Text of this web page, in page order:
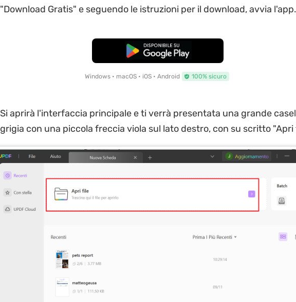
"Download Gratis" e seguendo le istruzioni per il download, avvia l'app.
Download Gratis
Windows • macOS • iOS • Android 100% sicuro
Si aprirà l'interfaccia principale e ti verrà presentata una grande
grigia con una piccola freccia viola sul lato destro, con su scritto "Apri